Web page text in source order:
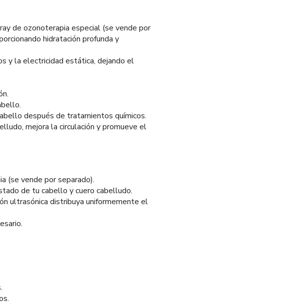
de ozonoterapia especial (se vende por
hidratación profunda y
y la electricidad estática, dejando el
después de tratamientos químicos.
mejora la circulación y promueve el
(se vende por separado).
de tu cabello y cuero cabelludo.
ultrasónica distribuya uniformemente el